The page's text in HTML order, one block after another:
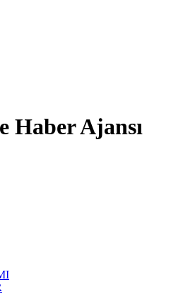
Haber Ajansı